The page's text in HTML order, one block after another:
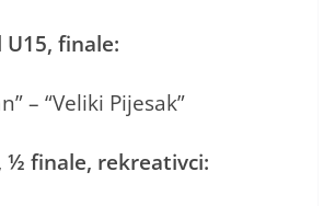
finale:
– “Veliki Pijesak”
½ finale, rekreativci: